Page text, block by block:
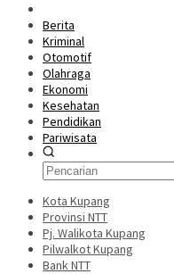
Berita
Kriminal
Otomotif
Olahraga
Ekonomi
Kesehatan
Pendidikan
Pariwisata
Kota Kupang
Provinsi NTT
Pj. Walikota Kupang
Pilwalkot Kupang
Bank NTT